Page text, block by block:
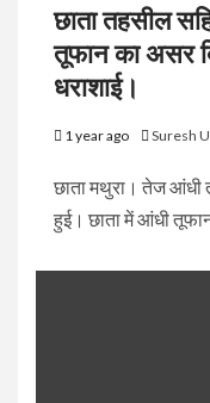
छाता तहसील
तूफान का असर
धराशाई।
1 year ago Suresh
छाता मथुरा। तेज आंधी
हुई। छाता में आंधी